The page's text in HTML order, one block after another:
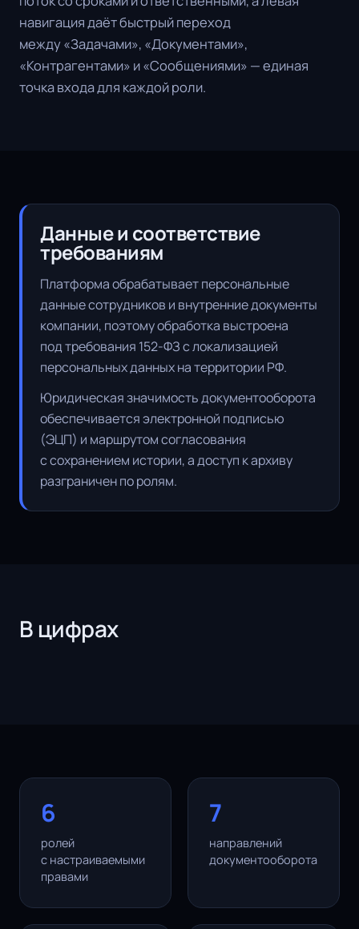
навигация даёт быстрый переход
между «Задачами», «Документами»,
«Контрагентами» и «Сообщениями» — единая
точка входа для каждой роли.
Данные и соответствие
требованиям
Платформа обрабатывает персональные
данные сотрудников и внутренние документы
компании, поэтому обработка выстроена
под требования 152-ФЗ с локализацией
персональных данных на территории РФ.
Юридическая значимость документооборота
обеспечивается электронной подписью
(ЭЦП) и маршрутом согласования
с сохранением истории, а доступ к архиву
разграничен по ролям.
В цифрах
6
ролей
с настраиваемыми
правами
7
направлений
документооборота